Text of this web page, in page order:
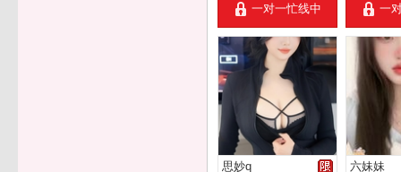
一对一忙线中 一
思妙q 六妹妹